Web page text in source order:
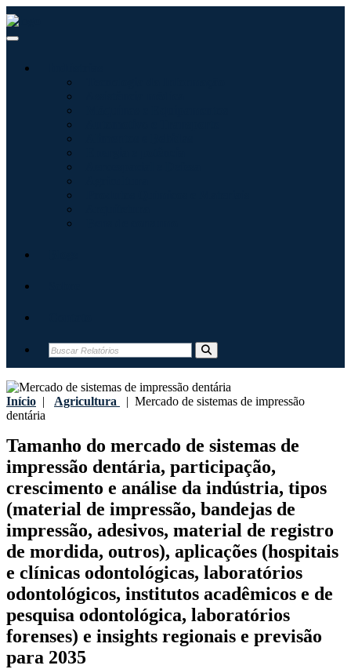
Início | Agricultura | Mercado de sistemas de impressão
dentária
Tamanho do mercado de sistemas de
impressão dentária, participação,
crescimento e análise da indústria, tipos
(material de impressão, bandejas de
impressão, adesivos, material de registro
de mordida, outros), aplicações (hospitais
e clínicas odontológicas, laboratórios
odontológicos, institutos acadêmicos e de
pesquisa odontológica, laboratórios
forenses) e insights regionais e previsão
para 2035